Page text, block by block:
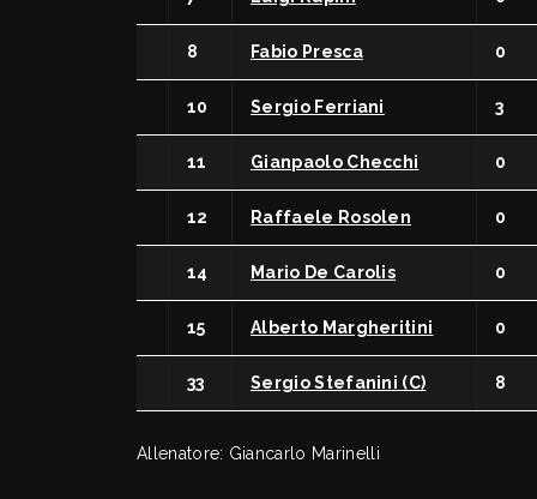
Settore Giovanile
Minibasket
SPORTELLO LEGALE-FISCALE
Giustizia Sportiva
Responsabilità Sociale
Albo fornitori
8 Fabio Presca 0
10 Sergio Ferriani 3
11 Gianpaolo Checchi 0
12 Raffaele Rosolen 0
14 Mario De Carolis 0
15 Alberto Margheritini 0
33 Sergio Stefanini (C) 8
Allenatore: Giancarlo Marinelli